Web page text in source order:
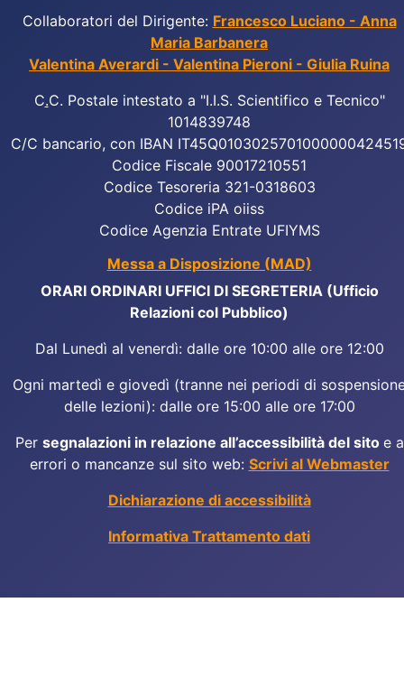
Collaboratori del Dirigente: Francesco Luciano - Anna
Maria Barbanera
Valentina Averardi - Valentina Pieroni - Giulia Ruina
C.C. Postale intestato a "I.I.S. Scientifico e Tecnico"
1014839748
C/C bancario, con IBAN
Codice Fiscale 90017210551
Codice Tesoreria 321-0318603
Codice iPA oiiss
Codice Agenzia Entrate UFIYMS
Messa a Disposizione (MAD)
ORARI ORDINARI UFFICI DI SEGRETERIA (Ufficio
Relazioni col Pubblico)
Dal Lunedì al venerdì: dalle ore 10:00 alle ore 12:00
Ogni martedì e giovedì (tranne nei periodi di
delle lezioni): dalle ore 15:00 alle ore 17:00
Per segnalazioni in relazione all’accessibilità del sito e a
errori o mancanze sul sito web: Scrivi al Webmaster
Dichiarazione di accessibilità
Informativa Trattamento dati